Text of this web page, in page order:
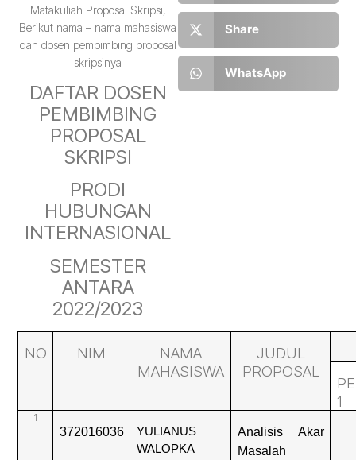
Matakuliah Proposal Skripsi,
Berikut nama – nama mahasiswa
dan dosen pembimbing proposal
skripsinya
DAFTAR DOSEN
PEMBIMBING
PROPOSAL
SKRIPSI
PRODI
HUBUNGAN
INTERNASIONAL
SEMESTER
ANTARA
2022/2023
NO NIM
NAMA
MAHASISWA
JUDUL
PROPOSAL
1
1
372016036
YULIANUS
WALOPKA
Analisis Akar
Masalah
Share
WhatsApp